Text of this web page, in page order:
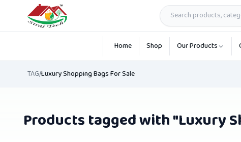
Skip to main content
Home Shop Our Products
TAG/Luxury Shopping Bags For Sale
Products tagged with "Luxury